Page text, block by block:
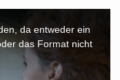
da entweder ein
das Format nicht